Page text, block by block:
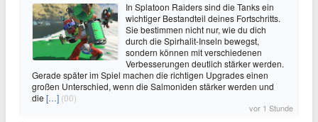
In Splatoon Raiders sind die Tanks ein
wichtiger Bestandteil deines Fortschritts.
Sie bestimmen nicht nur, wie du dich
durch die Spirhalit-Inseln bewegst,
sondern können mit verschiedenen
Verbesserungen deutlich stärker werden.
Gerade später im Spiel machen die richtigen Upgrades einen
großen Unterschied, wenn die Salmoniden stärker werden und
die […] (00)
vor 1 Stunde